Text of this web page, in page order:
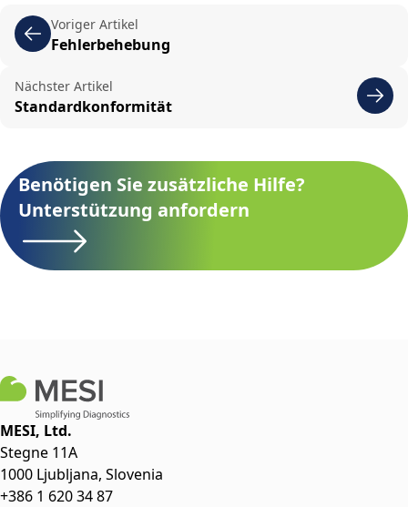
Voriger Artikel
Fehlerbehebung
Nächster Artikel
Standardkonformität
Benötigen Sie zusätzliche Hilfe?
Unterstützung anfordern
MESI, Ltd.
Stegne 11A
1000 Ljubljana, Slovenia
+386 1 620 34 87